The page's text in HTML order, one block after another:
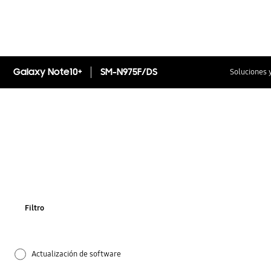
Galaxy Note10+ SM-N975F/DS Soluciones
Filtro
Actualización de software